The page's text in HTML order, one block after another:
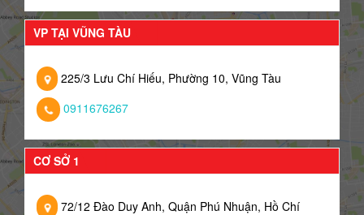
VP TẠI VŨNG TÀU
225/3 Lưu Chí Hiếu, Phường 10, Vũng Tàu
0911676267
CƠ SỞ 1
72/12 Đào Duy Anh, Quận Phú Nhuận, Hồ Chí